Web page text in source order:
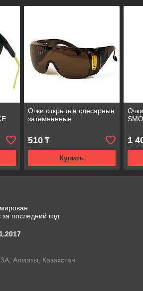
Очки открытые слесарные
затемненные
510₸
Купить
1
последний год
Алматы, Казахстан